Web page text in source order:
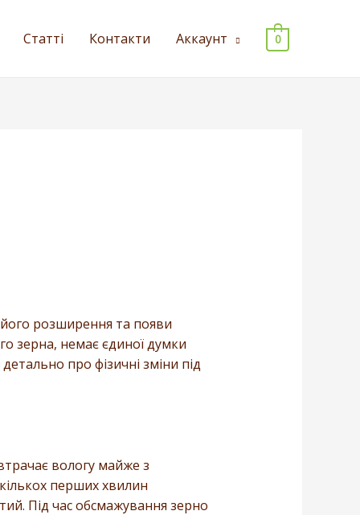
Статті Контакти Аккаунт 0
розширення та появи
зерна, немає єдиної думки
про фізичні зміни під
вологу майже з
перших хвилин
Під час обсмажування зерно